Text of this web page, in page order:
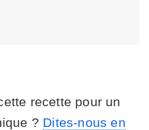
recette pour un
? Dites-nous en